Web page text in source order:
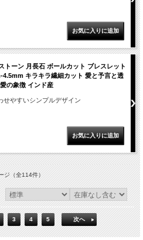
トーン 月長石 ボールカット ブレスレット
4.5mm キラキラ繊細カット 愛と予言と透
の象徴 インド産
せやすいシンプルデザイン
ジ（全114件）
3 4 5 次へ